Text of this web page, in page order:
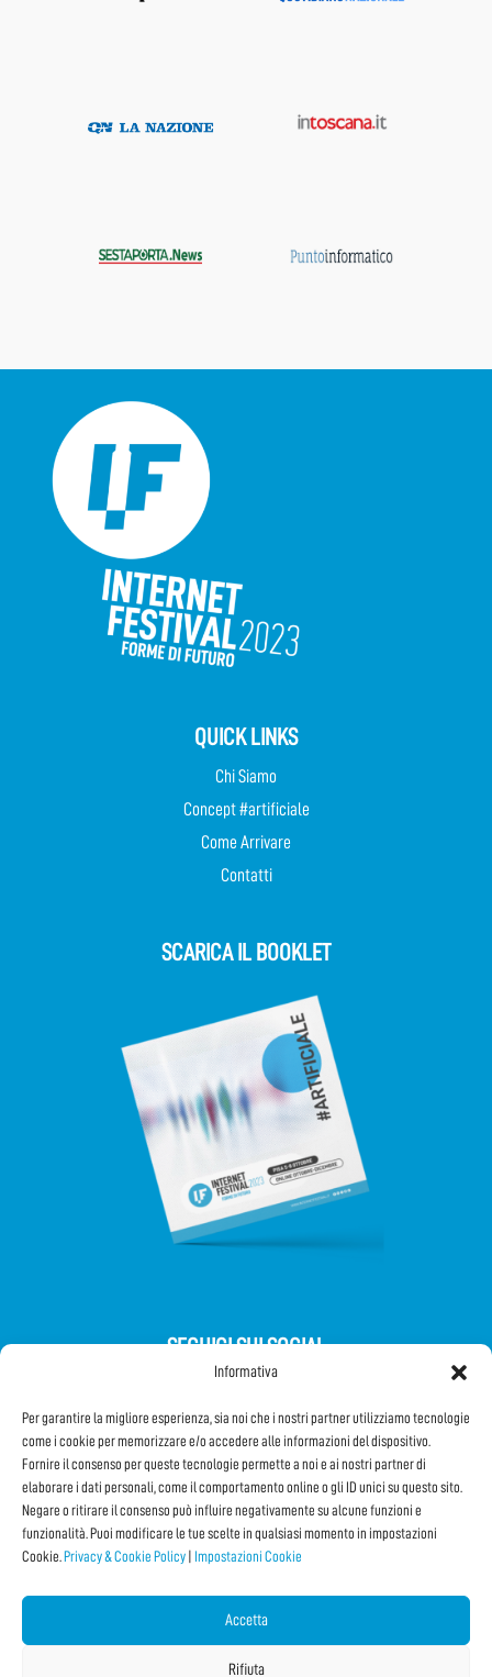
Informativa
Per garantire la migliore esperienza, sia noi che i nostri partner utilizziamo tecnologie
come i cookie per memorizzare e/o accedere alle informazioni del dispositivo.
Fornire il consenso per queste tecnologie permette a noi e ai nostri partner di
elaborare i dati personali, come il comportamento online o gli ID unici su questo sito.
Negare o ritirare il consenso può influire negativamente su alcune funzioni e
funzionalità. Puoi modificare le tue scelte in qualsiasi momento in impostazioni
Cookie. Privacy & Cookie Policy Impostazioni Cookie
Accetta
Rifiuta
QUICK LINKS
Chi Siamo
Concept #artificiale
Come Arrivare
Contatti
SCARICA IL BOOKLET
SEGUICI SUI SOCIAL
Iscriviti alla Newsletter
CONDIVIDI QUESTA PAGINA!
Facebook